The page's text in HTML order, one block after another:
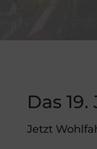
Das
Jetzt